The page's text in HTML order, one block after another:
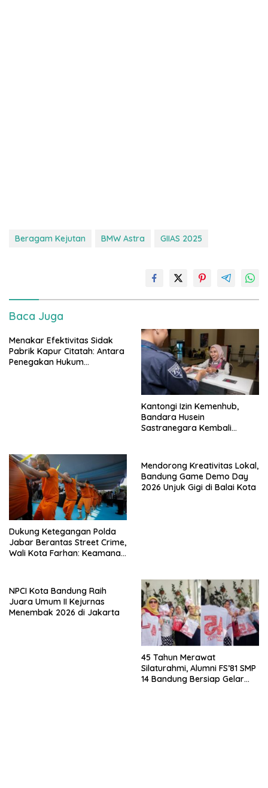
Beragam Kejutan BMW Astra GIIAS 2025
Baca Juga
Menakar Efektivitas Sidak
Pabrik Kapur Citatah: Antara
Penegakan Hukum
Kantongi Izin Kemenhub,
Bandara Husein
Sastranegara Kembali
Dukung Ketegangan Polda
Jabar Berantas Street Crime,
Wali Kota Farhan: Keamanan
Mendorong Kreativitas Lokal,
Bandung Game Demo Day
2026 Unjuk Gigi di Balai Kota
NPCI Kota Bandung Raih
Juara Umum II Kejurnas
Menembak 2026 di Jakarta
45 Tahun Merawat
Silaturahmi, Alumni FS’81 SMP
14 Bandung Bersiap Gelar